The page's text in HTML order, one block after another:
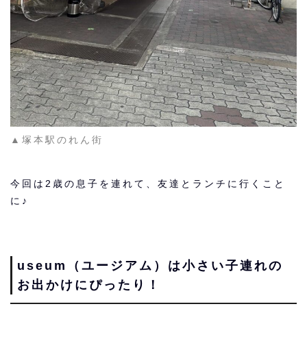
▲塚本駅のれん街
今回は2歳の息子を連れて、友達とランチに行くこと
に♪
useum（ユージアム）は小さい子連れの
お出かけにぴったり！